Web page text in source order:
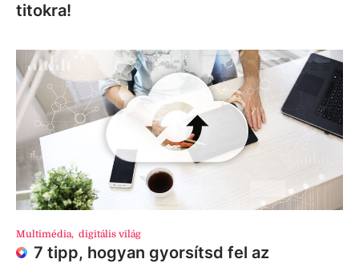
titokra!
Multimédia, digitális világ
7 tipp, hogyan gyorsítsd fel az